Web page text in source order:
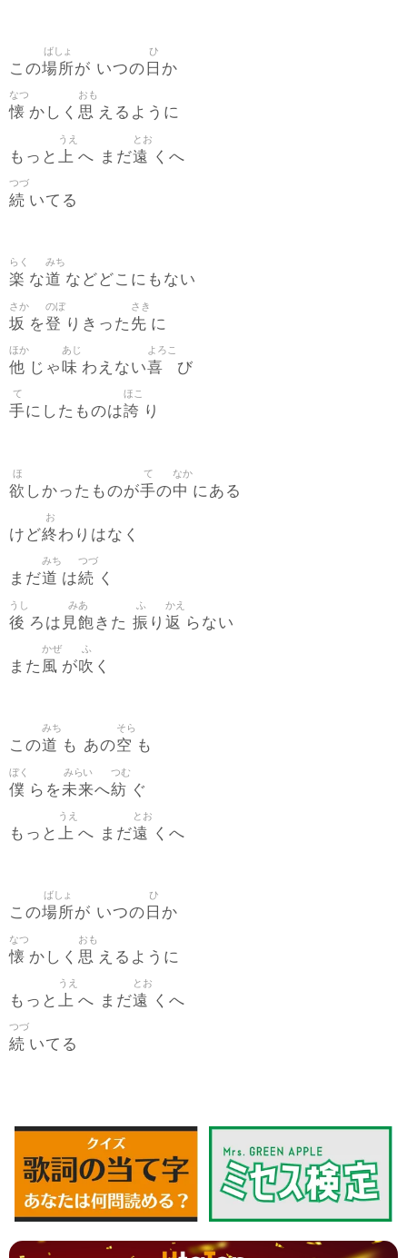
この場所
ばしょ
が いつの 日
ひ
か
懐
なつ
かしく 思
おも
えるように
もっと 上
うえ
へ まだ遠
とお
くへ
続
つづ
いてる
楽
らく
な道
みち
などどこにもない
坂
さか
を登
のぼ
りきった 先
さき
に
他
ほか
じゃ味
あじ
わえない喜
よろこ
び
手
て
にしたものは誇
ほこ
り
欲
ほ
しかったものが手
て
の中
なか
にある
けど終
お
わりはなく
まだ道
みち
は続
つづ
く
後
うし
ろは 見飽
みあ
きた 振
ふ
り 返
かえ
らない
また 風
かぜ
が吹
ふ
く
この道
みち
も あの空
そら
も
僕
ぼく
らを未来
みらい
へ紡
つむ
ぐ
もっと 上
うえ
へ まだ遠
とお
くへ
この場所
ばしょ
が いつの 日
ひ
か
懐
なつ
かしく 思
おも
えるように
もっと 上
うえ
へ まだ遠
とお
くへ
続
つづ
いてる